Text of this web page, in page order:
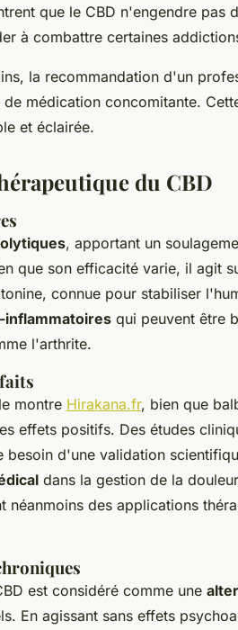
que le CBD n'engendre pas
à combattre certaines
la recommandation d'un
médication concomitante.
et éclairée.
du CBD
, apportant un
que son efficacité varie, il agit
connue pour stabiliser
inflammatoires qui peuvent être
l'arthrite.
montre Hirakana.fr, bien que
effets positifs. Des études
besoin d'une validation
dans la gestion de la
néanmoins des applications
est considéré comme une
En agissant sans effets